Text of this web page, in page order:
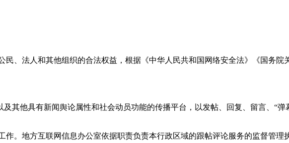
、法人和其他组织的合法权益，根据《中华人民共和国网络安全法》《国务院
其他具有新闻舆论属性和社会动员功能的传播平台，以发帖、回复、留言、“
。地方互联网信息办公室依据职责负责本行政区域的跟帖评论服务的监督管理